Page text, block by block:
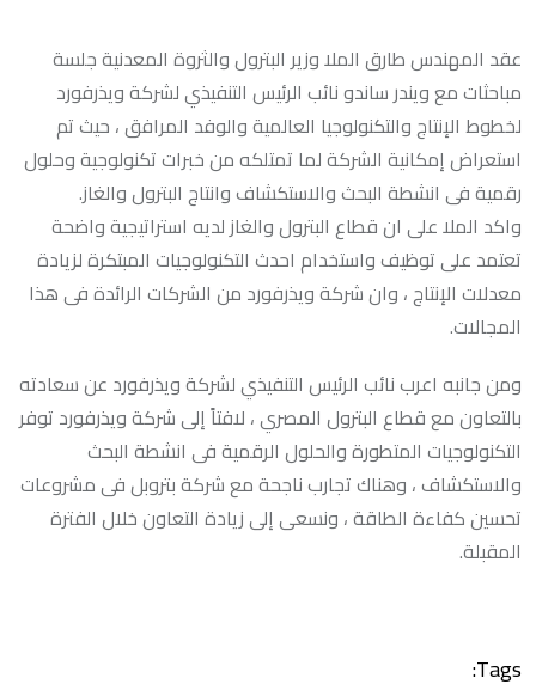
عقد المهندس طارق الملا وزير البترول والثروة المعدنية جلسة
مباحثات مع ويندر ساندو نائب الرئيس التنفيذي لشركة ويذرفورد
لخطوط الإنتاج والتكنولوجيا العالمية والوفد المرافق ، حيث تم
استعراض إمكانية الشركة لما تمتلكه من خبرات تكنولوجية وحلول
رقمية فى انشطة البحث والاستكشاف وانتاج البترول والغاز.
واكد الملا على ان قطاع البترول والغاز لديه استراتيجية واضحة
تعتمد على توظيف واستخدام احدث التكنولوجيات المبتكرة لزيادة
معدلات الإنتاج ، وان شركة ويذرفورد من الشركات الرائدة فى هذا
المجالات.
ومن جانبه اعرب نائب الرئيس التنفيذي لشركة ويذرفورد عن سعادته
بالتعاون مع قطاع البترول المصري ، لافتاً إلى شركة ويذرفورد توفر
التكنولوجيات المتطورة والحلول الرقمية فى انشطة البحث
والاستكشاف ، وهناك تجارب ناجحة مع شركة بتروبل فى مشروعات
تحسين كفاءة الطاقة ، ونسعى إلى زيادة التعاون خلال الفترة
المقبلة.
Tags: